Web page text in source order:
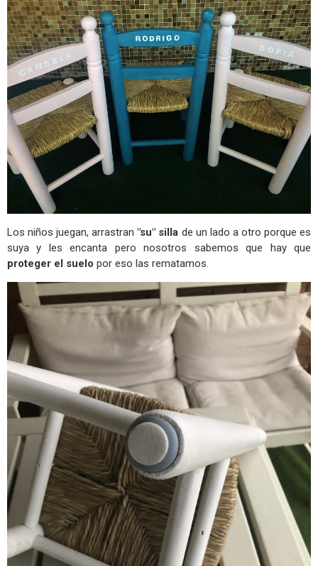
Los niños juegan, arrastran "su" silla de un lado a otro porque es
suya y les encanta pero nosotros sabemos que hay que
proteger el suelo por eso las rematamos.